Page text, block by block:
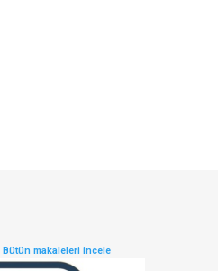
Bütün makaleleri incele